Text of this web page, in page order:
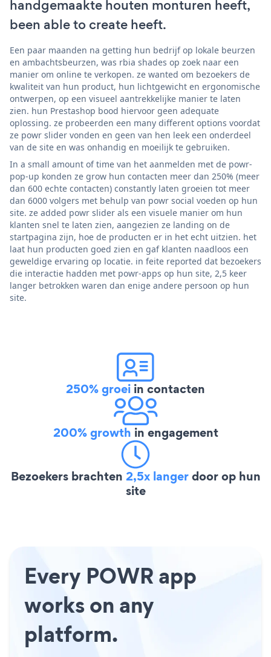
handgemaakte houten monturen heeft,
been able to create heeft.
Een paar maanden na getting hun bedrijf op lokale beurzen
en ambachtsbeurzen, was rbia shades op zoek naar een
manier om online te verkopen. ze wanted om bezoekers de
kwaliteit van hun product, hun lichtgewicht en ergonomische
ontwerpen, op een visueel aantrekkelijke manier te laten
zien. hun Prestashop bood hiervoor geen adequate
oplossing. ze probeerden een many different options voordat
ze powr slider vonden en geen van hen leek een onderdeel
van de site en was onhandig en moeilijk te gebruiken.
In a small amount of time van het aanmelden met de powr-
pop-up konden ze grow hun contacten meer dan 250% (meer
dan 600 echte contacten) constantly laten groeien tot meer
dan 6000 volgers met behulp van powr social voeden op hun
site. ze added powr slider als een visuele manier om hun
klanten snel te laten zien, aangezien ze landing on de
startpagina zijn, hoe de producten er in het echt uitzien. het
laat hun producten goed zien en gaf klanten naadloos een
geweldige ervaring op locatie. in feite reported dat bezoekers
die interactie hadden met powr-apps op hun site, 2,5 keer
langer betrokken waren dan enige andere persoon op hun
site.
250% groei in contacten
200% growth in engagement
Bezoekers brachten 2,5x langerdoor op hun
site
Every POWR app
works on any
platform.